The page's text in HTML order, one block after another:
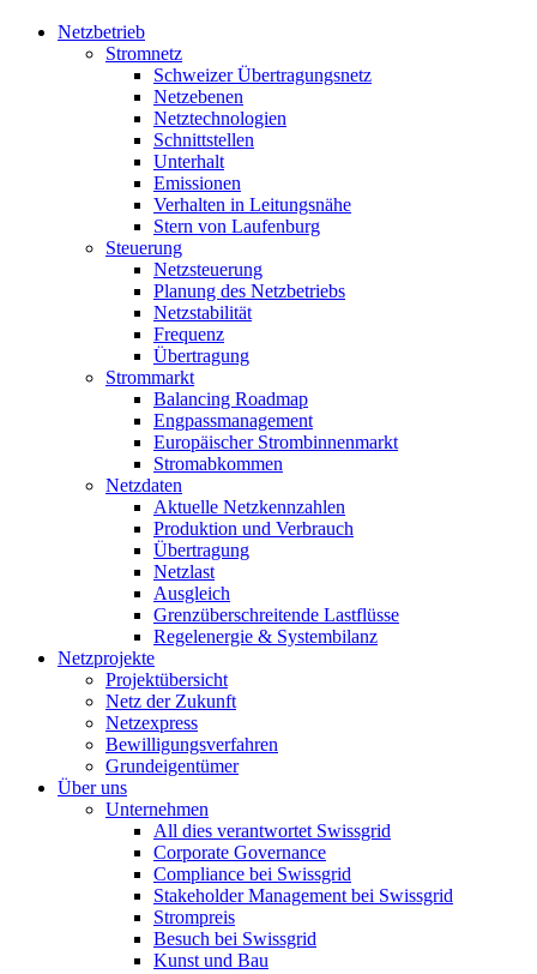
Netzbetrieb
Stromnetz
Schweizer Übertragungsnetz
Netzebenen
Netztechnologien
Schnittstellen
Unterhalt
Emissionen
Verhalten in Leitungsnähe
Stern von Laufenburg
Steuerung
Netzsteuerung
Planung des Netzbetriebs
Netzstabilität
Frequenz
Übertragung
Strommarkt
Balancing Roadmap
Engpassmanagement
Europäischer Strombinnenmarkt
Stromabkommen
Netzdaten
Aktuelle Netzkennzahlen
Produktion und Verbrauch
Übertragung
Netzlast
Ausgleich
Grenzüberschreitende Lastflüsse
Regelenergie & Systembilanz
Netzprojekte
Projektübersicht
Netz der Zukunft
Netzexpress
Bewilligungsverfahren
Grundeigentümer
Über uns
Unternehmen
All dies verantwortet Swissgrid
Corporate Governance
Compliance bei Swissgrid
Stakeholder Management bei Swissgrid
Strompreis
Besuch bei Swissgrid
Kunst und Bau